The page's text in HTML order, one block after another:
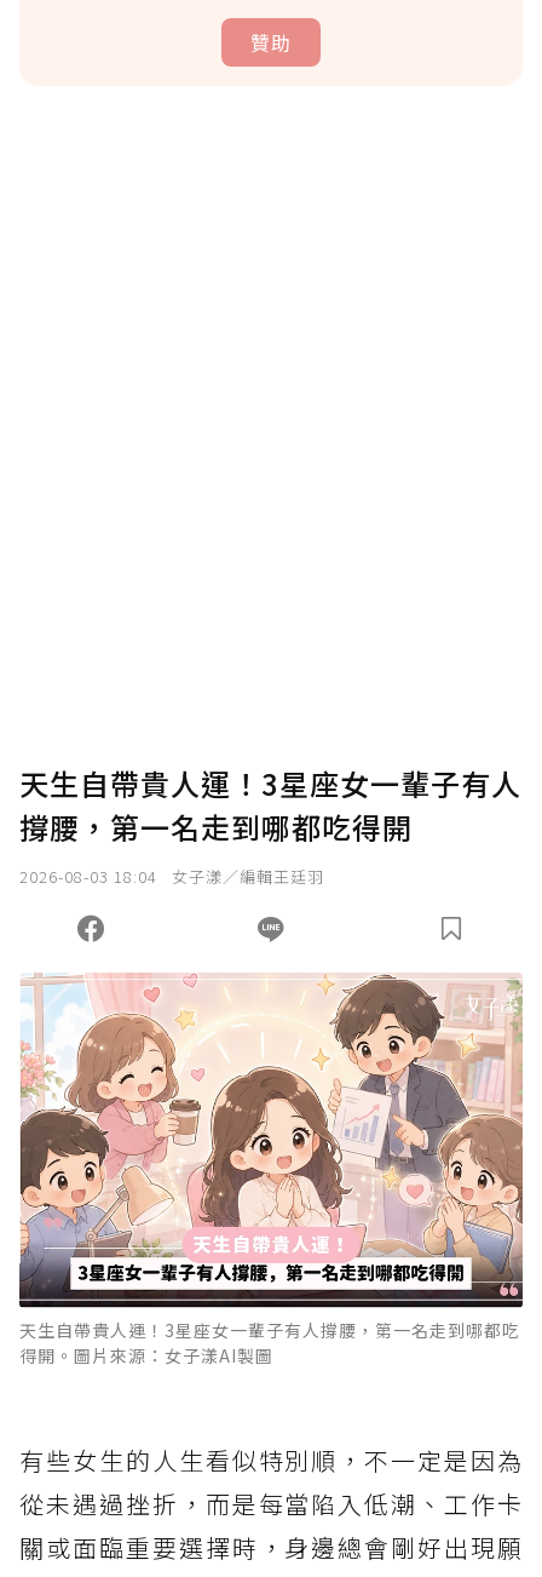
贊助
天生自帶貴人運！3星座女一輩子有人
撐腰，第一名走到哪都吃得開
2026-08-03 18:04 女子漾／編輯王廷羽
天生自帶貴人運！3星座女一輩子有人撐腰，第一名走到哪都吃
得開。圖片來源：女子漾AI製圖
有些女生的人生看似特別順，不一定是因為
從未遇過挫折，而是每當陷入低潮、工作卡
關或面臨重要選擇時，身邊總會剛好出現願